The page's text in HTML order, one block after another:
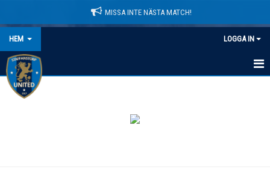
MISSA INTE NÄSTA MATCH!
HEM LOGGA IN
HEM